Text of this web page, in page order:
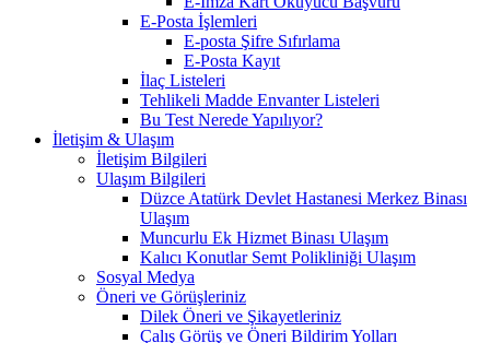
E-Posta İşlemleri
E-posta Şifre Sıfırlama
E-Posta Kayıt
İlaç Listeleri
Tehlikeli Madde Envanter Listeleri
Bu Test Nerede Yapılıyor?
İletişim & Ulaşım
İletişim Bilgileri
Ulaşım Bilgileri
Düzce Atatürk Devlet Hastanesi Merkez Binası
Ulaşım
Muncurlu Ek Hizmet Binası Ulaşım
Kalıcı Konutlar Semt Polikliniği Ulaşım
Sosyal Medya
Öneri ve Görüşleriniz
Dilek Öneri ve Şikayetleriniz
Çalış Görüş ve Öneri Bildirim Yolları